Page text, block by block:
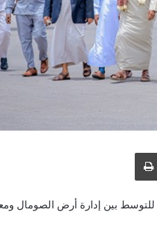
طباعة
بين إدارة أرض الصومال